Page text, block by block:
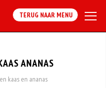
TERUG NAAR MENU
ANANAS
kaas en ananas